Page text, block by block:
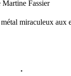
Fassier
miraculeux
•